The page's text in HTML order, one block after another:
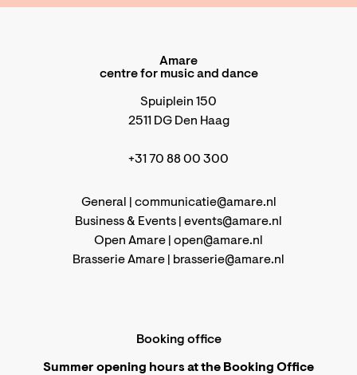
Amare
centre for music and dance
Spuiplein 150
2511 DG Den Haag
+31 70 88 00 300
General | communicatie@amare.nl
Business & Events | events@amare.nl
Open Amare | open@amare.nl
Brasserie Amare |
brasserie@amare.nl
Booking office
Summer opening hours at the Booking Office